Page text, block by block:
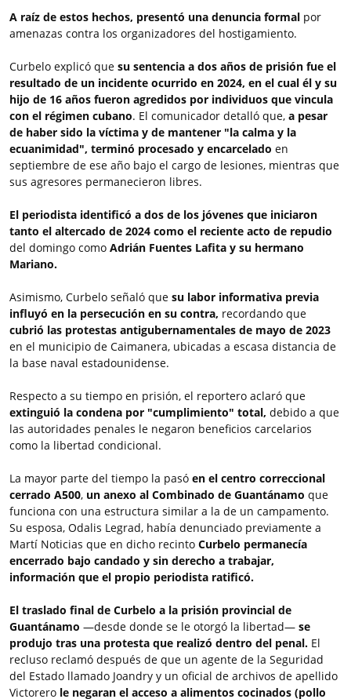
A raíz de estos hechos, presentó una denuncia formal por
amenazas contra los organizadores del hostigamiento.
Curbelo explicó que su sentencia a dos años de prisión fue el
resultado de un incidente ocurrido en 2024, en el cual él y su
hijo de 16 años fueron agredidos por individuos que vincula
con el régimen cubano. El comunicador detalló que, a pesar
de haber sido la víctima y de mantener "la calma y la
ecuanimidad", terminó procesado y encarcelado en
septiembre de ese año bajo el cargo de lesiones, mientras que
sus agresores permanecieron libres.
El periodista identificó a dos de los jóvenes que iniciaron
tanto el altercado de 2024 como el reciente acto de repudio
del domingo como Adrián Fuentes Lafita y su hermano
Mariano.
Asimismo, Curbelo señaló que su labor informativa previa
influyó en la persecución en su contra, recordando que
cubrió las protestas antigubernamentales de mayo de 2023
en el municipio de Caimanera, ubicadas a escasa distancia de
la base naval estadounidense.
Respecto a su tiempo en prisión, el reportero aclaró que
extinguió la condena por "cumplimiento" total, debido a que
las autoridades penales le negaron beneficios carcelarios
como la libertad condicional.
La mayor parte del tiempo la pasó en el centro correccional
cerrado A500, un anexo al Combinado de Guantánamo que
funciona con una estructura similar a la de un campamento.
Su esposa, Odalis Legrad, había denunciado previamente a
Martí Noticias que en dicho recinto Curbelo permanecía
encerrado bajo candado y sin derecho a trabajar,
información que el propio periodista ratificó.
El traslado final de Curbelo a la prisión provincial de
Guantánamo —desde donde se le otorgó la libertad— se
produjo tras una protesta que realizó dentro del penal. El
recluso reclamó después de que un agente de la Seguridad
del Estado llamado Joandry y un oficial de archivos de apellido
Victorero le negaran el acceso a alimentos cocinados (pollo